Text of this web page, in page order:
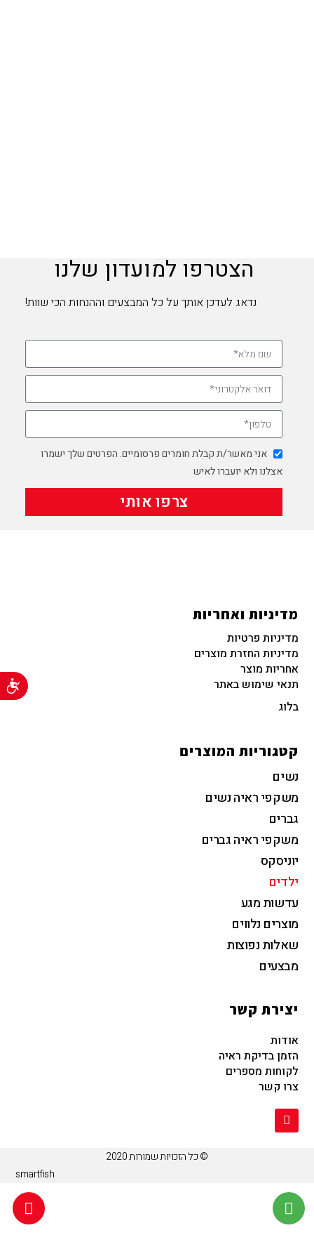
הצטרפו למועדון שלנו
נדאג לעדכן אותך על כל המבצעים וההנחות הכי שוות!
אני מאשר/ת קבלת חומרים פרסומיים. הפרטים שלך ישמרו
אצלנו ולא יועברו לאיש
צרפו אותי
מדיניות ואחריות
מדיניות פרטיות
מדיניות החזרת מוצרים
אחריות מוצר
תנאי שימוש באתר
בלוג
קטגוריות המוצרים
נשים
משקפי ראיה נשים
גברים
משקפי ראיה גברים
יוניסקס
ילדים
עדשות מגע
מוצרים נלווים
שאלות נפוצות
מבצעים
יצירת קשר
אודות
הזמן בדיקת ראיה
לקוחות מספרים
צרו קשר
© כל הזכויות שמורות 2020
smartfish